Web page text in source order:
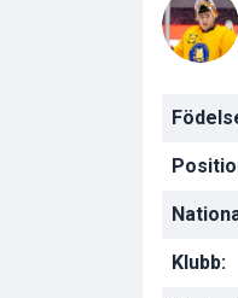
Klubb: